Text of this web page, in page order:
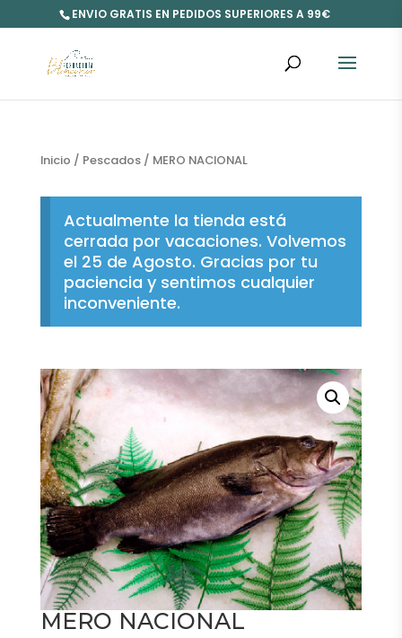
ENVIO GRATIS EN PEDIDOS SUPERIORES A 99€
Inicio / Pescados/ MERO NACIONAL
Actualmente la tienda está
cerrada por vacaciones. Volvemos
el 25 de Agosto. Gracias por tu
paciencia y sentimos cualquier
inconveniente.
MERO NACIONAL